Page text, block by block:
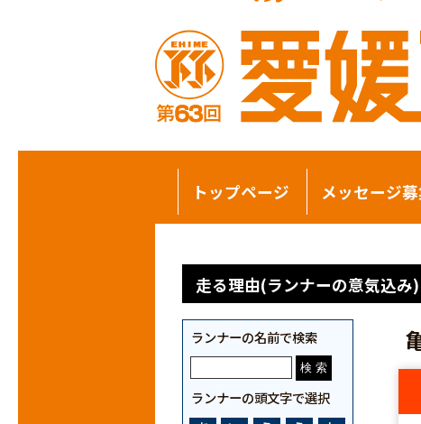
トップページ メッセージ
走る理由(ランナーの意気込み
ランナーの名前で検索
ランナーの頭文字で選択